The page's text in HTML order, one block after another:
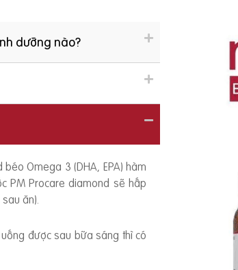
dưỡng nào?
Omega 3 (DHA, EPA) hàm
PM Procare diamond sẽ hấp
ăn).
được sau bữa sáng thì có